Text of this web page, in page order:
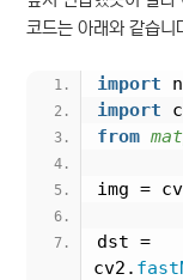
코드는 아래와 같습니
import
import
from
img =
dst =
cv2.